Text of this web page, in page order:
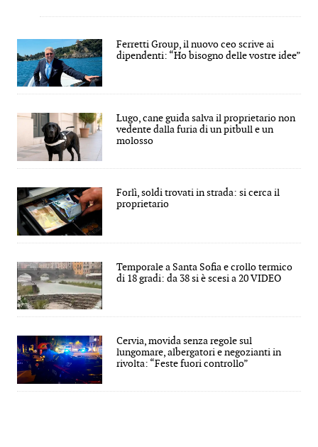
Ferretti Group, il nuovo ceo scrive ai
dipendenti: “Ho bisogno delle vostre idee”
Lugo, cane guida salva il proprietario non
vedente dalla furia di un pitbull e un
molosso
Forlì, soldi trovati in strada: si cerca il
proprietario
Temporale a Santa Sofia e crollo termico
di 18 gradi: da 38 si è scesi a 20 VIDEO
Cervia, movida senza regole sul
lungomare, albergatori e negozianti in
rivolta: “Feste fuori controllo”